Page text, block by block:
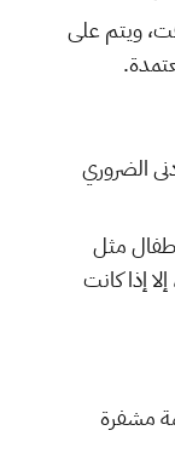
ويتم على
الضروري
مثل
إذا كانت
مشفرة